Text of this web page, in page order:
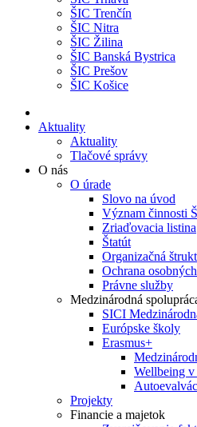
ŠIC Trenčín
ŠIC Nitra
ŠIC Žilina
ŠIC Banská Bystrica
ŠIC Prešov
ŠIC Košice
Aktuality
Aktuality
Tlačové správy
O nás
O úrade
Slovo na úvod
Význam činnosti
Zriaďovacia listina
Štatút
Organizačná
Ochrana
Právne služby
Medzinárodná
SICI
Európske školy
Erasmus+
Wellbeing v
Projekty
Financie a majetok